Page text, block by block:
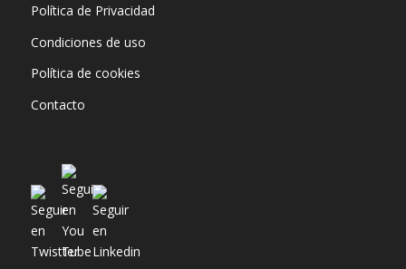
Política de Privacidad
Condiciones de uso
Política de cookies
Contacto